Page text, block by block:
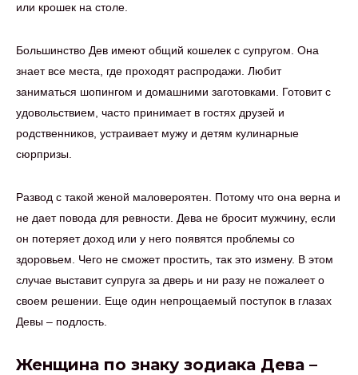
или крошек на столе.
Большинство Дев имеют общий кошелек с супругом. Она
знает все места, где проходят распродажи. Любит
заниматься шопингом и домашними заготовками. Готовит с
удовольствием, часто принимает в гостях друзей и
родственников, устраивает мужу и детям кулинарные
сюрпризы.
Развод с такой женой маловероятен. Потому что она верна и
не дает повода для ревности. Дева не бросит мужчину, если
он потеряет доход или у него появятся проблемы со
здоровьем. Чего не сможет простить, так это измену. В этом
случае выставит супруга за дверь и ни разу не пожалеет о
своем решении. Еще один непрощаемый поступок в глазах
Девы – подлость.
Женщина по знаку зодиака Дева –